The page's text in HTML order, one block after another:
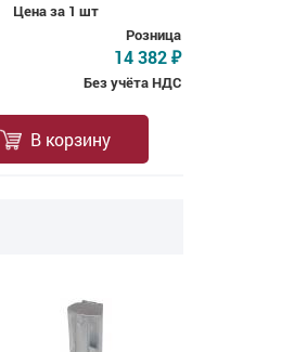
Цена за 1 шт
Розница
14 382 ₽
Без учёта НДС
В корзину